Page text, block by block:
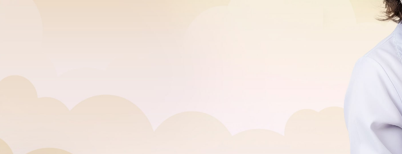
Pediatria geral
Dos primeiros meses de vida até